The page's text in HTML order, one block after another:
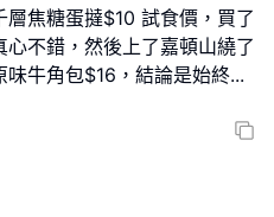
焦糖蛋撻$10 試食價，買了
不錯，然後上了嘉頓山繞了
牛角包$16，結論是始終...